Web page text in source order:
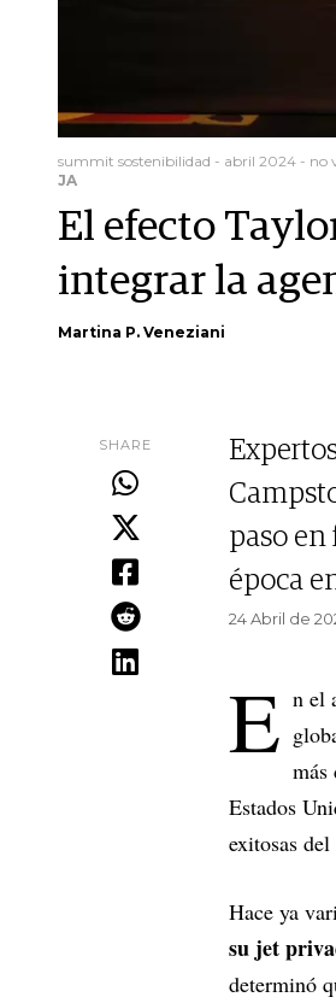
summit sostenibilidad - abril 2024 - no
JA
El efecto
integrar la
Martina P. Veneziani
SHARE
paso
época
24 Abril de
E n el
más
Estados
exitosas
Hace ya
su jet
determinó